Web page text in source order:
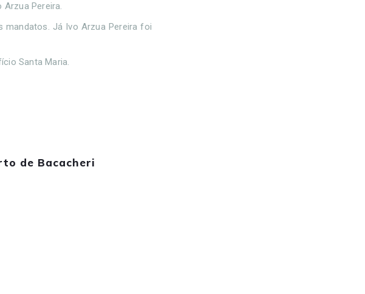
Pereira.
mandatos. Já Ivo Arzua Pereira foi
Santa Maria.
de Bacacheri